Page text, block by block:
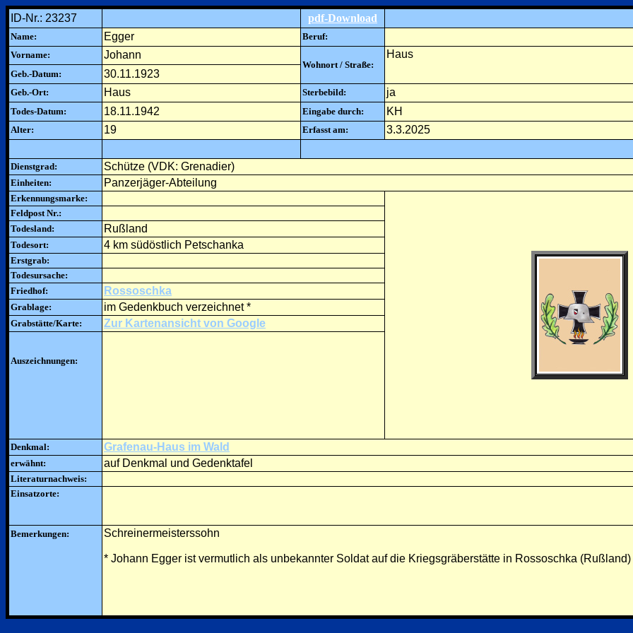
ID-Nr.: 23237 pdf-Download
Name: Egger
Beruf:
Vorname:
Johann
Wohnort / Straße:
Haus
Geb.-Datum: 30.11.1923
Geb.-Ort: Haus Sterbebild: ja
Todes-Datum: 18.11.1942 Eingabe durch: KH
Alter: 19 Erfasst am: 3.3.2025
Dienstgrad: Schütze (VDK: Grenadier)
Einheiten: Panzerjäger-Abteilung
Erkennungsmarke:
Feldpost Nr.:
Todesland:
Rußland
Todesort: 4 km südöstlich Petschanka
Erstgrab:
Todesursache:
Friedhof:
Rossoschka
Grablage: im Gedenkbuch verzeichnet *
Grabstätte/Karte: Zur Kartenansicht von Google
Auszeichnungen:
Denkmal: Grafenau-Haus im Wald
erwähnt: auf Denkmal und Gedenktafel
Literaturnachweis:
Einsatzorte:
Bemerkungen: Schreinermeisterssohn
* Johann Egger ist vermutlich als unbekannter Soldat auf die Kriegsgräberstätte in Rossoschka